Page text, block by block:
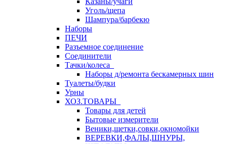
Уголь/щепа
Шампура/барбекю
Наборы
ПЕЧИ
Разъемное соединение
Соединители
Тачки/колеса
Наборы д/ремонта бескамерных шин
Туалеты/будки
Урны
ХОЗ.ТОВАРЫ
Товары для детей
Бытовые измерители
Веники,щетки,совки,окномойки
ВЕРЕВКИ,ФАЛЫ,ШНУРЫ,